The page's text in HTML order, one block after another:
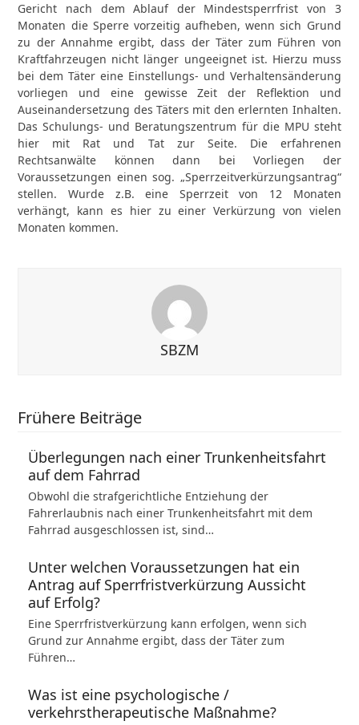
Gericht nach dem Ablauf der Mindestsperrfrist von 3
Monaten die Sperre vorzeitig aufheben, wenn sich Grund
zu der Annahme ergibt, dass der Täter zum Führen von
Kraftfahrzeugen nicht länger ungeeignet ist. Hierzu muss
bei dem Täter eine Einstellungs- und Verhaltensänderung
vorliegen und eine gewisse Zeit der Reflektion und
Auseinandersetzung des Täters mit den erlernten Inhalten.
Das Schulungs- und Beratungszentrum für die MPU steht
hier mit Rat und Tat zur Seite. Die erfahrenen
Rechtsanwälte können dann bei Vorliegen der
Voraussetzungen einen sog. „Sperrzeitverkürzungsantrag“
stellen. Wurde z.B. eine Sperrzeit von 12 Monaten
verhängt, kann es hier zu einer Verkürzung von vielen
Monaten kommen.
SBZM
Frühere Beiträge
Überlegungen nach einer Trunkenheitsfahrt
auf dem Fahrrad
Obwohl die strafgerichtliche Entziehung der
Fahrerlaubnis nach einer Trunkenheitsfahrt mit dem
Fahrrad ausgeschlossen ist, sind…
Unter welchen Voraussetzungen hat ein
Antrag auf Sperrfristverkürzung Aussicht
auf Erfolg?
Eine Sperrfristverkürzung kann erfolgen, wenn sich
Grund zur Annahme ergibt, dass der Täter zum
Führen…
Was ist eine psychologische /
verkehrstherapeutische Maßnahme?